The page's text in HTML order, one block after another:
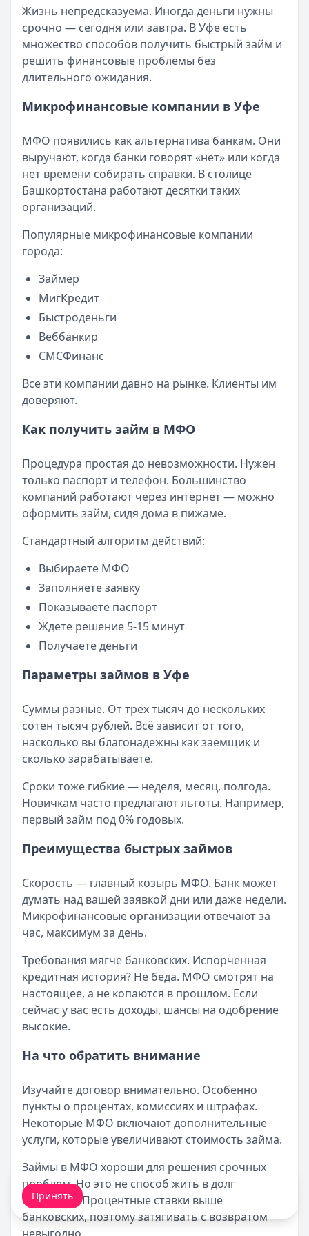
Все статьи
Опубликовано:5 декабря 2025 г.
Категория: МФО
Читать новость
Срочный микрозайм 15 000 ₽ на карту: свежая
Кратко:Нужны 15 000 рублей на карту прямо сегодня?
Категория:МФО
Рекордный рост доли клиентов МФО с iPhone: что
Кратко:В III квартале 2025 года владельцы iPhone
Опубликовано:5 декабря 2025 г.
Категория:МФО
Читать новость
57 сервисов микрозаймов через Госуслуги: где
Авторизация через Госуслуги ускоряет
Опубликовано:
Категория:МФО
Читать новость
Смс о «одобренном займе» от Bigmani Ru: как
Пришло СМС об одобрении займа от Bigmani
Опубликовано:23 ноября 2025 г.
Категория:МФО
Читать новость
Жизнь непредсказуема. Иногда деньги нужны
срочно — сегодня или завтра. В Уфе есть
множество способов получить быстрый займ и
решить финансовые проблемы без
длительного ожидания.
Микрофинансовые компании в Уфе
МФО появились как альтернатива банкам. Они
выручают, когда банки говорят «нет» или когда
нет времени собирать справки. В столице
Башкортостана работают десятки таких
организаций.
Популярные микрофинансовые компании
города:
Займер
МигКредит
Быстроденьги
Веббанкир
СМСФинанс
Все эти компании давно на рынке. Клиенты им
доверяют.
Как получить займ в МФО
Процедура простая до невозможности. Нужен
только паспорт и телефон. Большинство
компаний работают через интернет — можно
оформить займ, сидя дома в пижаме.
Стандартный алгоритм действий:
Выбираете МФО
Заполняете заявку
Показываете паспорт
Ждете решение 5-15 минут
Получаете деньги
Параметры займов в Уфе
Суммы разные. От трех тысяч до нескольких
сотен тысяч рублей. Всё зависит от того,
насколько вы благонадежны как заемщик и
сколько зарабатываете.
Сроки тоже гибкие — неделя, месяц, полгода.
Новичкам часто предлагают льготы. Например,
первый займ под 0% годовых.
Преимущества быстрых займов
Скорость — главный козырь МФО. Банк может
думать над вашей заявкой дни или даже недели.
Микрофинансовые организации отвечают за
час, максимум за день.
Требования мягче банковских. Испорченная
кредитная история? Не беда. МФО смотрят на
настоящее, а не копаются в прошлом. Если
сейчас у вас есть доходы, шансы на одобрение
высокие.
На что обратить внимание
Изучайте договор внимательно. Особенно
пункты о процентах, комиссиях и штрафах.
Некоторые МФО включают дополнительные
услуги, которые увеличивают стоимость займа.
Займы в МФО хороши для решения срочных
проблем. Но это не способ жить в долг
месяцами. Процентные ставки выше
банковских, поэтому затягивать с возвратом
Мы обрабатываем ваши cookie-файлы
Принять